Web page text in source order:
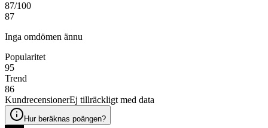
87/100
87
Inga omdömen ännu
Popularitet
95
Trend
86
KundrecensionerEj tillräckligt med data
Hur beräknas poängen?